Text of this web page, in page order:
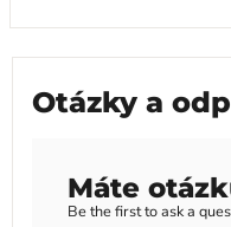
Otázky a
Máte
Be the first to ask a